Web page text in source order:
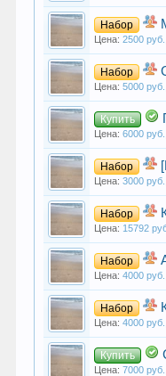
Набор
Цена: 2500 руб.
Набор
Цена: 5000 руб.
Купить
Цена: 6000 руб.
Набор
Цена: 3000 руб.
Набор
Цена: 15792
Набор
Цена: 4000 руб.
Набор
Цена: 4000 руб.
Купить
Цена: 7000 руб.